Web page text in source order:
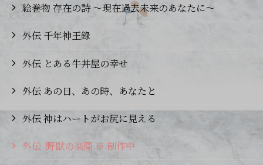
絵巻物 存在の詩 ～現在過去未来のあなたに〜
外伝 千年神王錄
外伝 とある牛丼屋の幸せ
外伝 あの日、あの時、あなたと
外伝 神はハートがお尻に見える
外伝 野獣の楽園 ※ 制作中